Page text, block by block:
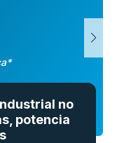
no
potencia